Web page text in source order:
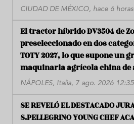
CIUDAD DE MÉXICO, hace 6 horas
El tractor híbrido DV3504 de
preseleccionado en dos
TOTY 2027, lo que supone un
maquinaria agrícola china de
NÁPOLES, Italia, 7 ago. 2026 12:35
SE REVELÓ EL DESTACADO
S.PELLEGRINO YOUNG CHEF